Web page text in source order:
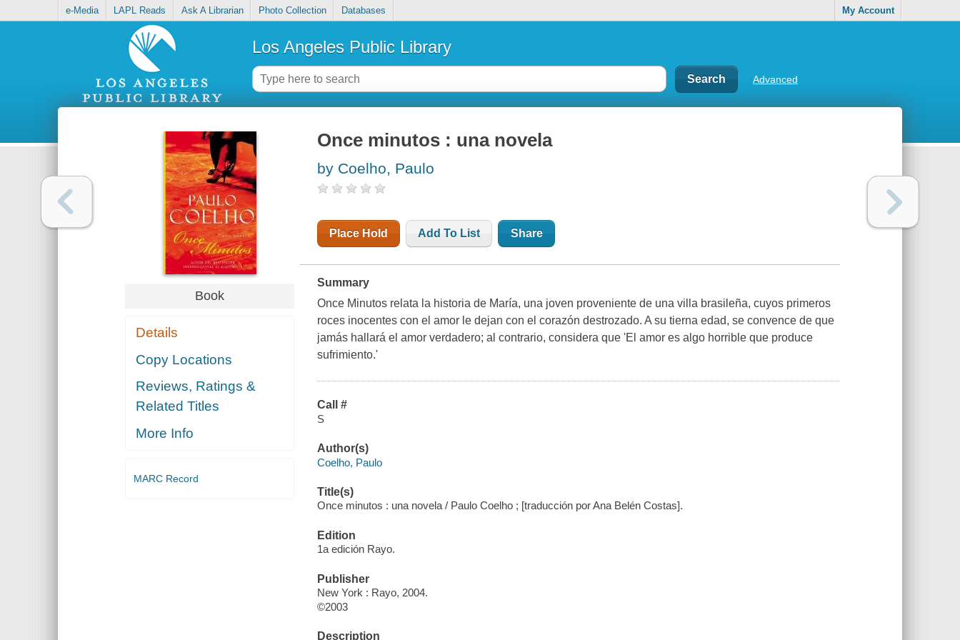
e-Media LAPL Reads Ask A Librarian Photo Collection Databases My Account
Los Angeles Public Library
Advanced
Book
Details
Copy Locations
Reviews, Ratings &
Related Titles
More Info
MARC Record
Once minutos : una novela
by Coelho, Paulo
Place Hold Add To List Share
Summary
Once Minutos relata la historia de María, una joven proveniente de una villa brasileña, cuyos primeros
roces inocentes con el amor le dejan con el corazón destrozado. A su tierna edad, se convence de que
jamás hallará el amor verdadero; al contrario, considera que 'El amor es algo horrible que produce
sufrimiento.'
Call #
S
Author(s)
Coelho, Paulo
Title(s)
Once minutos : una novela / Paulo Coelho ; [traducción por Ana Belén Costas].
Edition
1a edición Rayo.
Publisher
New York : Rayo, 2004.
©2003
Description